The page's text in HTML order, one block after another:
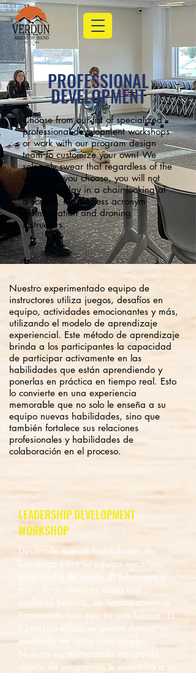
PROFESSIONAL
DEVELOPMENT
Choose from our list of specialized
professional development workshops
or work with our program design
team to customize your own! We
solemnly swear that regardless of the
workshop you choose, you will not
spend the day in a chair looking at
a screen. No endless acronym
memorization and droning
instructors.
Nuestro experimentado equipo de
instructores utiliza juegos, desafíos en
equipo, actividades emocionantes y más,
utilizando el modelo de aprendizaje
experiencial. Este método de aprendizaje
brinda a los participantes la capacidad
de participar activamente en las
habilidades que están aprendiendo y
ponerlas en práctica en tiempo real. Esto
lo convierte en una experiencia
memorable que no solo le enseña a su
equipo nuevas habilidades, sino que
también fortalece sus relaciones
profesionales y habilidades de
colaboración en el proceso.
LEADERSHIP DEVELOPMENT
WORKSHOP
Desarrolle nuevas habilidades de
liderazgo para su equipo ejecutivo,
gerencial o de pares. El liderazgo a
menudo se idealiza como una
cualidad heroica; en Verdun creemos
firmemente que esto es una falacia. El
liderazgo eficaz se puede demostrar
mediante los actos más simples.
Nuestro experimentado equipo de
diseño de programas le enseñará a su